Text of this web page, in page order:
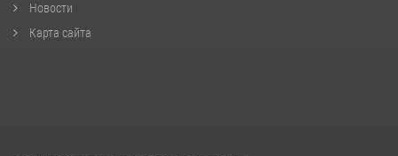
Новости
Карта сайта